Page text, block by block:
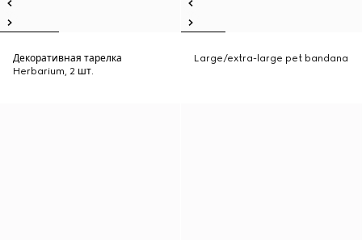
Декоративная тарелка
Herbarium, 2 шт.
Large/extra-large pet bandana